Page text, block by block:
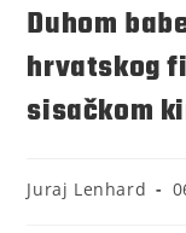
Duhom
hrvatskog
sisačkom
Juraj Lenhard